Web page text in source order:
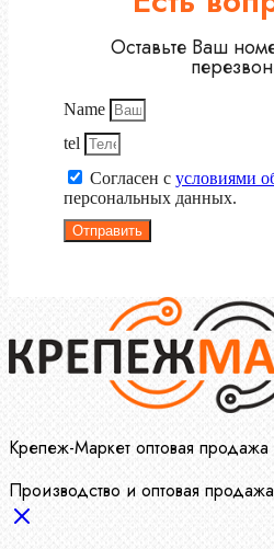
Оставьте Ваш
Name
tel
Согласен с условиями
персональных данных.
Отправить
Крепеж-Маркет оптовая
Производство и оптовая